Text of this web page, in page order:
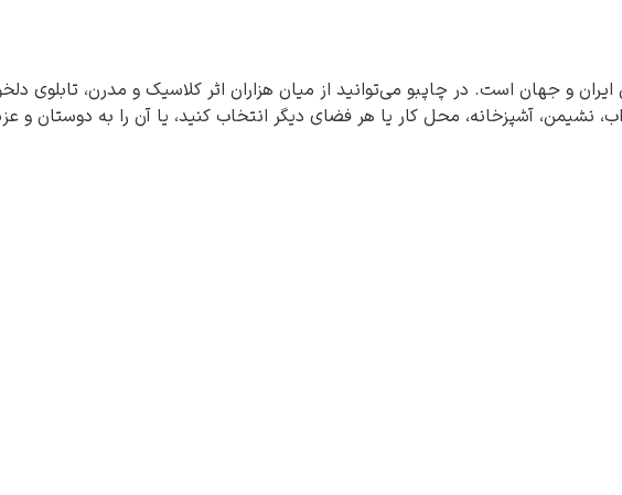
ایران و جهان است. در چاپبو می‌توانید از میان هزاران اثر کلاسیک و مدرن، تابلوی
نشیمن، آشپزخانه، محل کار یا هر فضای دیگر انتخاب کنید، یا آن را به دوستان و